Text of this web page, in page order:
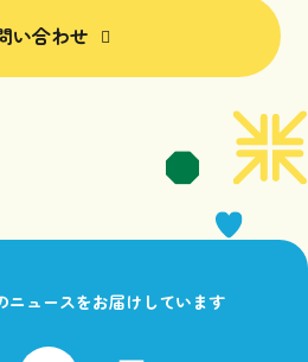
い合わせ
ニュースをお届けしています